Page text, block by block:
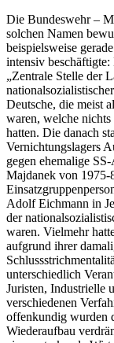
Die Bundeswehr –
solchen Namen
beispielsweise
intensiv
„Zentrale Stelle der
Deutsche, die meist
waren, welche
hatten. Die danach
Vernichtungslagers
gegen ehemalige
Majdanek von 1975-
Adolf Eichmann in
der
waren. Vielmehr
aufgrund ihrer
unterschiedlich
Juristen, Industrielle
verschiedenen
offenkundig wurden
Wiederaufbau